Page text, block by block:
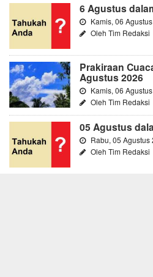
6 Agustus
Kamis, 06
Oleh Tim Redaksi
Prakiraan
Agustus 2026
Kamis, 06
Oleh Tim Redaksi
05 Agustus
Rabu, 05 Agustus
Oleh Tim Redaksi